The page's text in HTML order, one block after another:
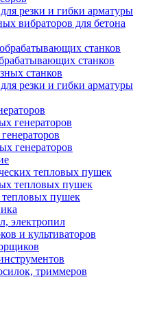
резки и гибки арматуры
вибраторов для бетона
станков
станков
станков
резки и гибки арматуры
генераторов
генераторов
тепловых пушек
тепловых пушек
тепловых пушек
электропил
и культиваторов
триммеров